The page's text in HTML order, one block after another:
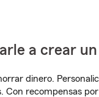
a crear
dinero.
Con recompensas